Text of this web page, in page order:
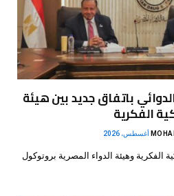
باتفاق جديد بين هيئة
الفكرية
الفكرية وهيئة الدواء المصرية بروتوكول